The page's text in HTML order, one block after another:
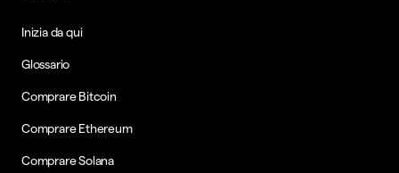
Inizia da qui
Glossario
Comprare Bitcoin
Comprare Ethereum
Comprare Solana